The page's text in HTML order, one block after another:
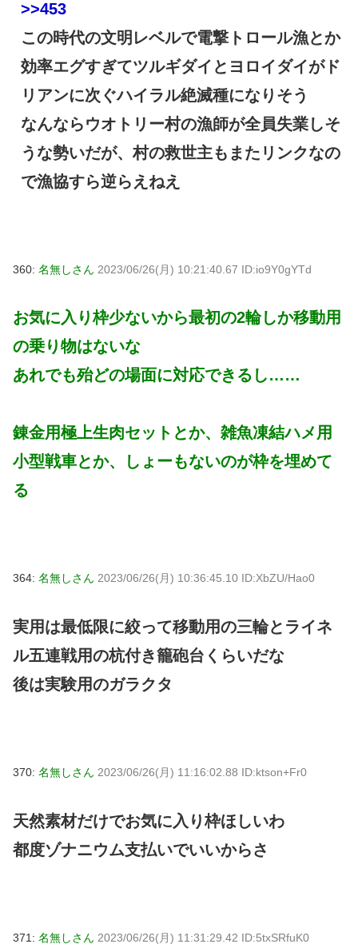
>>453
この時代の文明レベルで電撃トロール漁とか
効率エグすぎてツルギダイとヨロイダイがド
リアンに次ぐハイラル絶滅種になりそう
なんならウオトリー村の漁師が全員失業しそ
うな勢いだが、村の救世主もまたリンクなの
で漁協すら逆らえねえ
360: 名無しさん 2023/06/26(月) 10:21:40.67 ID:io9Y0gYTd
お気に入り枠少ないから最初の2輪しか移動用
の乗り物はないな
あれでも殆どの場面に対応できるし……
錬金用極上生肉セットとか、雑魚凍結ハメ用
小型戦車とか、しょーもないのが枠を埋めて
る
364: 名無しさん 2023/06/26(月) 10:36:45.10 ID:XbZU/Hao0
実用は最低限に絞って移動用の三輪とライネ
ル五連戦用の杭付き籠砲台くらいだな
後は実験用のガラクタ
370: 名無しさん 2023/06/26(月) 11:16:02.88 ID:ktson+Fr0
天然素材だけでお気に入り枠ほしいわ
都度ゾナニウム支払いでいいからさ
371: 名無しさん 2023/06/26(月) 11:31:29.42 ID:5txSRfuK0